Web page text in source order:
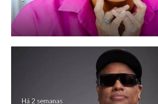
Há 2 semanas